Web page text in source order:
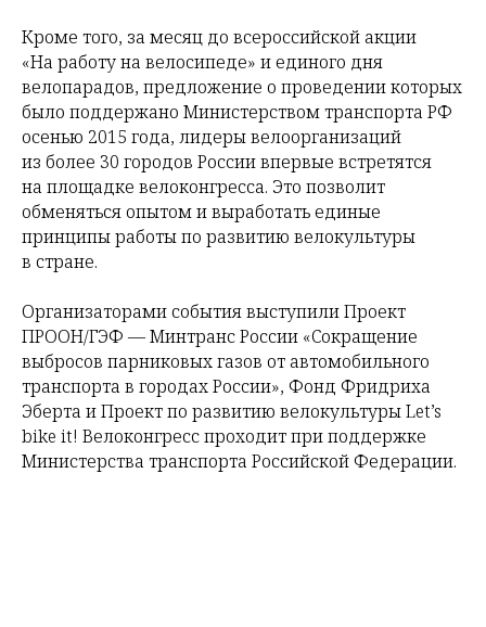
Кроме того, за месяц до всероссийской акции
«На работу на велосипеде» и единого дня
велопарадов, предложение о проведении которых
было поддержано Министерством транспорта РФ
осенью 2015 года, лидеры велоорганизаций
из более 30 городов России впервые встретятся
на площадке велоконгресса. Это позволит
обменяться опытом и выработать единые
принципы работы по развитию велокультуры
в стране.
Организаторами события выступили Проект
ПРООН/ГЭФ — Минтранс России «Сокращение
выбросов парниковых газов от автомобильного
транспорта в городах России», Фонд Фридриха
Эберта и Проект по развитию велокультуры Let’s
bike it! Велоконгресс проходит при поддержке
Министерства транспорта Российской Федерации.